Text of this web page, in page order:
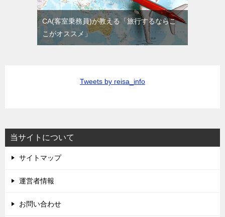
CA(客室乗務員)が教える「旅行するならこ
こがオススメ」
Tweets by reisa_info
当サイトについて
サイトマップ
運営者情報
お問い合わせ